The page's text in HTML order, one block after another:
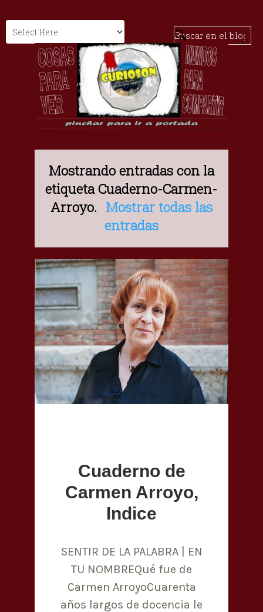
Mostrando entradas con la
etiquetaCuaderno-Carmen-
Arroyo. Mostrar todas las
entradas
Cuaderno de
Carmen Arroyo,
Indice
SENTIR DE LA PALABRA | EN
TU NOMBREQué fue de
Carmen ArroyoCuarenta
años largos de docencia le